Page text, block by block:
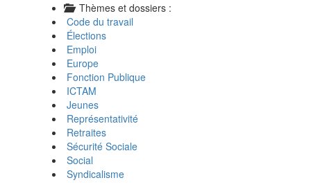
Thèmes et dossiers :
Code du travail
Élections
Emploi
Europe
Fonction Publique
ICTAM
Jeunes
Représentativité
Retraites
Sécurité Sociale
Social
Syndicalisme